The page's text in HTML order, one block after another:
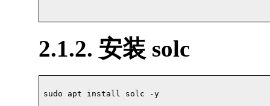
2.1.2. 安装 solc
sudo apt install solc -y